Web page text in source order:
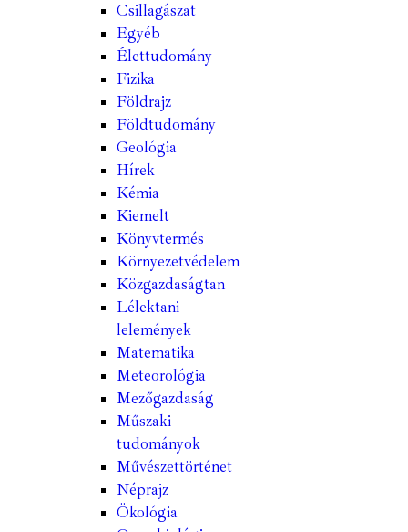
Csillagászat
Egyéb
Élettudomány
Fizika
Földrajz
Földtudomány
Geológia
Hírek
Kémia
Kiemelt
Könyvtermés
Környezetvédelem
Közgazdaságtan
Lélektani
lelemények
Matematika
Meteorológia
Mezőgazdaság
Műszaki
tudományok
Művészettörténet
Néprajz
Ökológia